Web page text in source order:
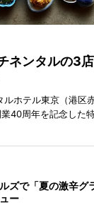
ネンタルの3
ルホテル東京（港区
40周年を記念した
ズで「夏の激辛
ー